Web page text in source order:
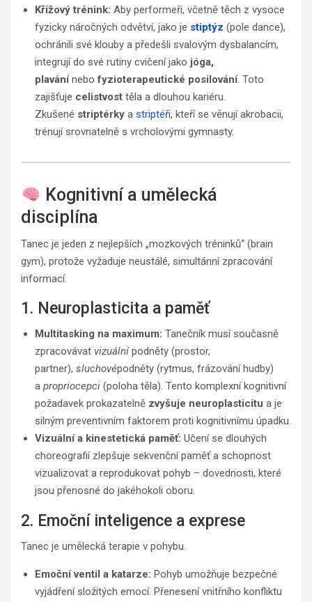
Křížový trénink: Aby performeři, včetně těch z vysoce
fyzicky náročných odvětví, jako je stiptýz (pole dance),
ochránili své klouby a předešli svalovým dysbalancím,
integrují do své rutiny cvičení jako jóga,
plavánínebofyzioterapeutické posilování. Toto
zajišťuje celistvost těla a dlouhou kariéru.
Zkušené striptérky a striptéři, kteří se věnují akrobacii,
trénují srovnatelně s vrcholovými gymnasty.
Kognitivní a umělecká
disciplína
Tanec je jeden z nejlepších „mozkových tréninků“ (brain
gym), protože vyžaduje neustálé, simultánní zpracování
informací.
1. Neuroplasticita a paměť
Multitasking na maximum: Tanečník musí současně
zpracovávat vizuálnípodněty (prostor,
partner), sluchovépodněty (rytmus, frázování hudby)
a propriocepci (poloha těla). Tento komplexní kognitivní
požadavek prokazatelně zvyšuje neuroplasticitu a je
silným preventivním faktorem proti kognitivnímu úpadku.
Vizuální a kinestetická paměť: Učení se dlouhých
choreografií zlepšuje sekvenční paměť a schopnost
vizualizovat a reprodukovat pohyb – dovednosti, které
jsou přenosné do jakéhokoli oboru.
2. Emoční inteligence a exprese
Tanec je umělecká terapie v pohybu.
Emoční ventil a katarze: Pohyb umožňuje bezpečné
vyjádření složitých emocí. Přenesení vnitřního konfliktu